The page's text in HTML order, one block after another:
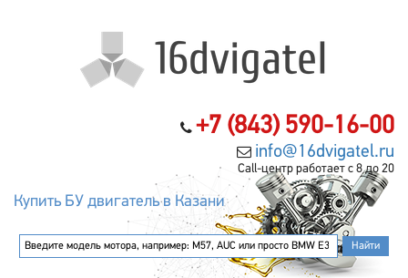
+7 (843) 590-16-00
info@16dvigatel.ru
Call-центр работает с 8 до 20
Купить БУ двигатель в Казани